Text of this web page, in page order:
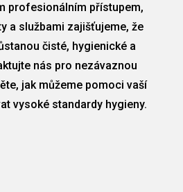
profesionálním přístupem,
a službami zajišťujeme, že
čisté, hygienické a
nás pro nezávaznou
jak můžeme pomoci vaší
vysoké standardy hygieny.